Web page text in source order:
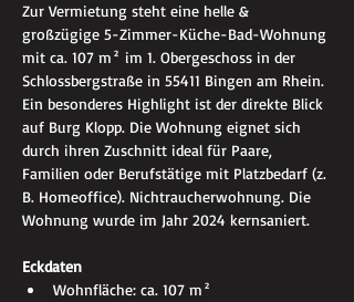
Zur Vermietung steht eine helle &
großzügige 5-Zimmer-Küche-Bad-Wohnung
mit ca. 107 m² im 1. Obergeschoss in der
Schlossbergstraße in 55411 Bingen am Rhein.
Ein besonderes Highlight ist der direkte Blick
auf Burg Klopp. Die Wohnung eignet sich
durch ihren Zuschnitt ideal für Paare,
Familien oder Berufstätige mit Platzbedarf (z.
B. Homeoffice). Nichtraucherwohnung. Die
Wohnung wurde im Jahr 2024 kernsaniert.
Eckdaten
Wohnfläche: ca. 107 m²